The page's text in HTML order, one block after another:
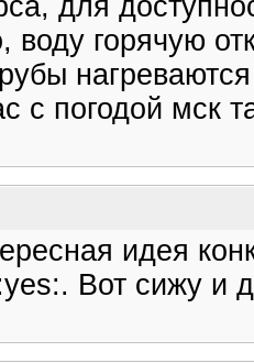
воду горячую
с погодой мск
идея
Вот сижу